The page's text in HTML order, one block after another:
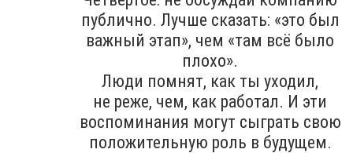
публично. Лучше сказать: «это был
важный этап», чем «там всё было
плохо».
Люди помнят, как ты уходил,
не реже, чем, как работал. И эти
воспоминания могут сыграть свою
положительную роль в будущем.